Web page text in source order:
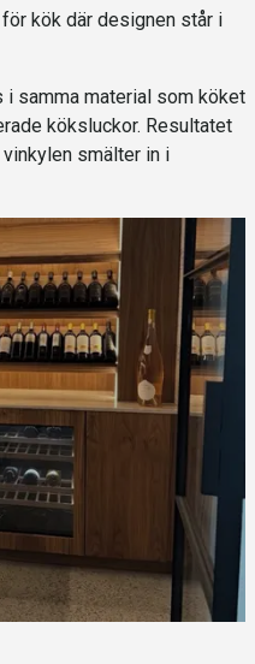
kök där designen står i
i samma material som köket
köksluckor. Resultatet
smälter in i